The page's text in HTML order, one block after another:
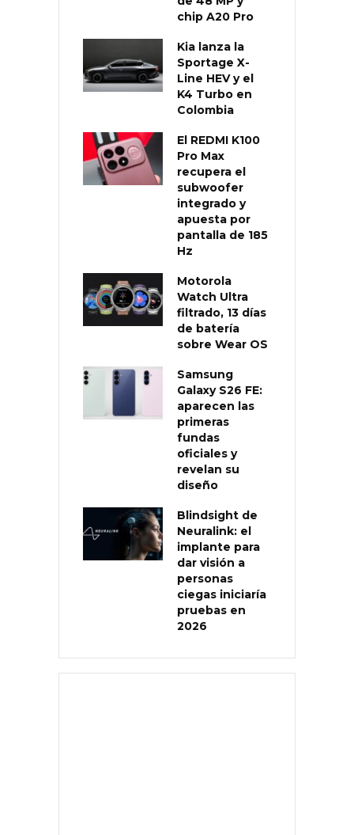
chip A20 Pro
Kia lanza la
Sportage X-
Line HEV y el
K4 Turbo en
Colombia
El REDMI K100
Pro Max
recupera el
subwoofer
integrado y
apuesta por
pantalla de 185
Hz
Motorola
Watch Ultra
filtrado, 13 días
de batería
sobre Wear OS
Samsung
Galaxy S26 FE:
aparecen las
primeras
fundas
oficiales y
revelan su
diseño
Blindsight de
Neuralink: el
implante para
dar visión a
personas
ciegas iniciaría
pruebas en
2026